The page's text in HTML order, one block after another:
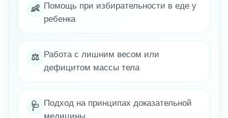
👶 Помощь при избирательности в еде у
ребенка
⚖️ Работа с лишним весом или
дефицитом массы тела
🩺 Подход на принципах доказательной